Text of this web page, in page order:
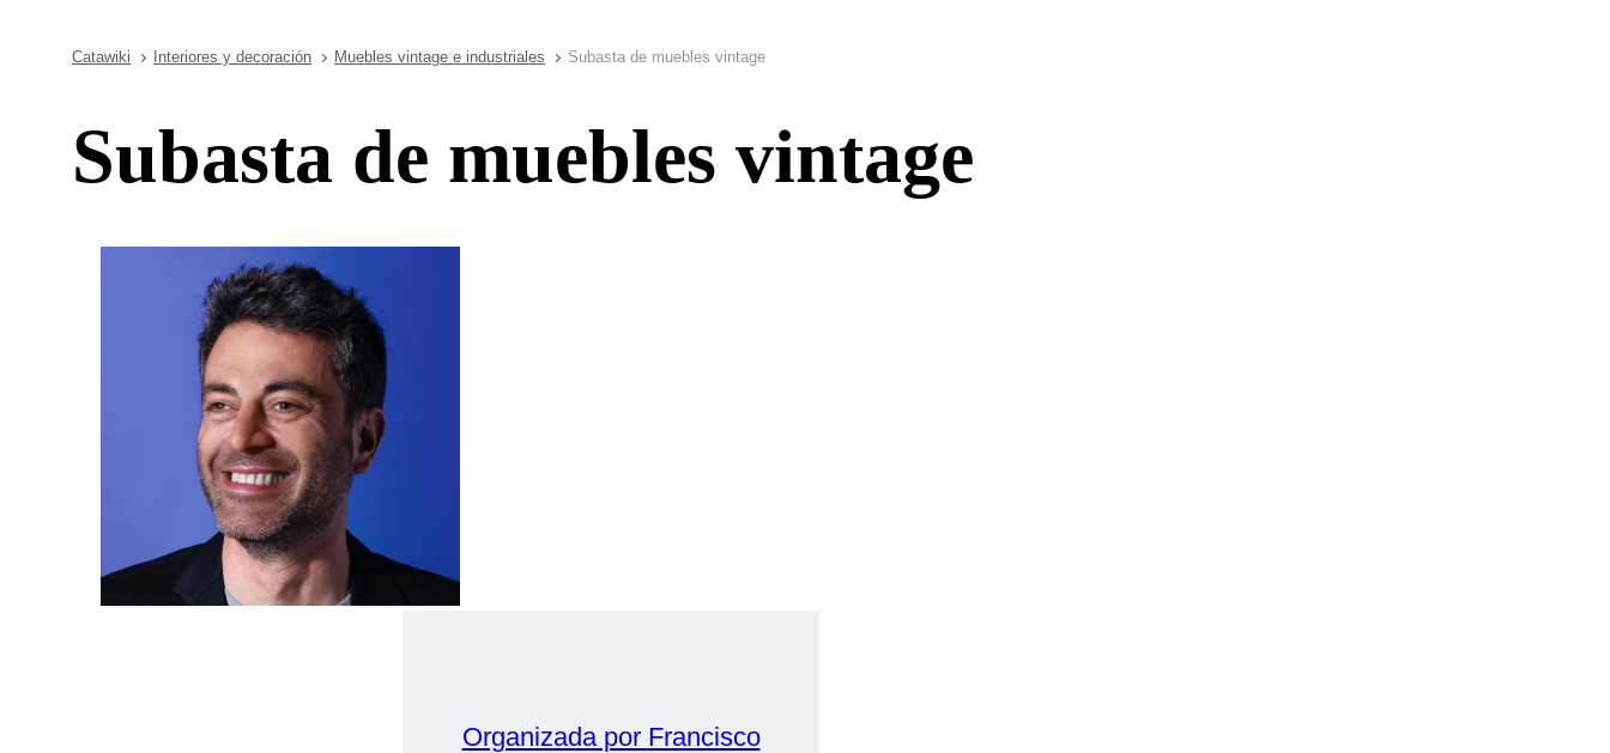
Catawiki Interiores y decoración Muebles vintage e industriales Subasta de muebles vintage
Subasta de muebles vintage
Organizada por Francisco